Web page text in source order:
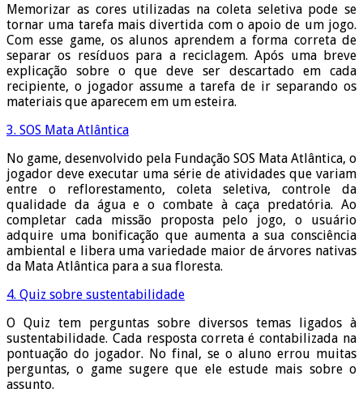
Memorizar as cores utilizadas na coleta seletiva pode se
tornar uma tarefa mais divertida com o apoio de um jogo.
Com esse game, os alunos aprendem a forma correta de
separar os resíduos para a reciclagem. Após uma breve
explicação sobre o que deve ser descartado em cada
recipiente, o jogador assume a tarefa de ir separando os
materiais que aparecem em um esteira.
3. SOS Mata Atlântica
No game, desenvolvido pela Fundação SOS Mata Atlântica, o
jogador deve executar uma série de atividades que variam
entre o reflorestamento, coleta seletiva, controle da
qualidade da água e o combate à caça predatória. Ao
completar cada missão proposta pelo jogo, o usuário
adquire uma bonificação que aumenta a sua consciência
ambiental e libera uma variedade maior de árvores nativas
da Mata Atlântica para a sua floresta.
4. Quiz sobre sustentabilidade
O Quiz tem perguntas sobre diversos temas ligados à
sustentabilidade. Cada resposta correta é contabilizada na
pontuação do jogador. No final, se o aluno errou muitas
perguntas, o game sugere que ele estude mais sobre o
assunto.